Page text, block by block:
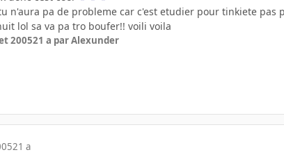
n'aura pa de probleme car c'est etudier pour tinkiete
lol sa va pa tro boufer!! voili voila
200521 a par Alexunder
21 a